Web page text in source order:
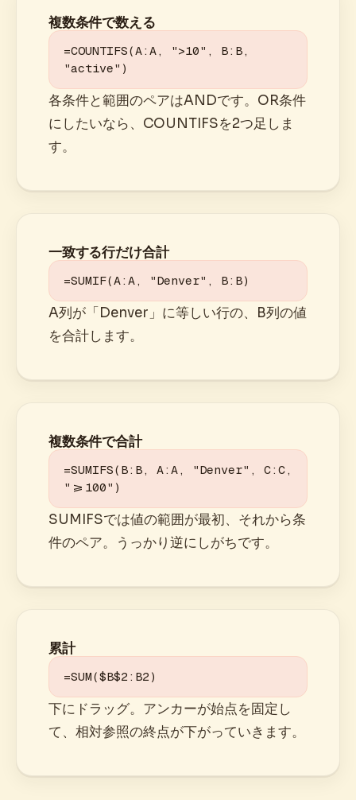
複数条件で数える
=COUNTIFS(A:A, ">10", B:B,
"active")
各条件と範囲のペアはANDです。OR条件
にしたいなら、COUNTIFSを2つ足しま
す。
一致する行だけ合計
=SUMIF(A:A, "Denver", B:B)
A列が「Denver」に等しい行の、B列の値
を合計します。
複数条件で合計
=SUMIFS(B:B, A:A, "Denver", C:C,
">=100")
SUMIFSでは値の範囲が最初、それから条
件のペア。うっかり逆にしがちです。
累計
=SUM($B$2:B2)
下にドラッグ。アンカーが始点を固定し
て、相対参照の終点が下がっていきます。